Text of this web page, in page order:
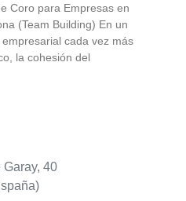
Coro para Empresas en
(Team Building) En un
empresarial cada vez más
la cohesión del
40